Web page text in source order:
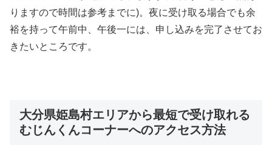
りますので時間は参考までに)。夜に受け取る場合でも余
裕を持って午前中、午後一には、申し込みを完了させてお
きたいところです。
大分県姫島村エリアから最短で受け取れる
むじんくんコーナーへのアクセス方法